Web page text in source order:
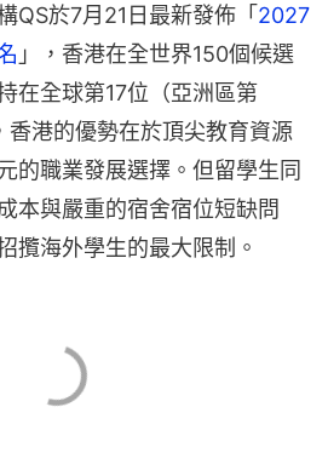
QS於7月21日最新發佈「2027
」，香港在全世界150個候選
在全球第17位（亞洲區第
香港的優勢在於頂尖教育資源
的職業發展選擇。但留學生同
本與嚴重的宿舍宿位短缺問
攬海外學生的最大限制。